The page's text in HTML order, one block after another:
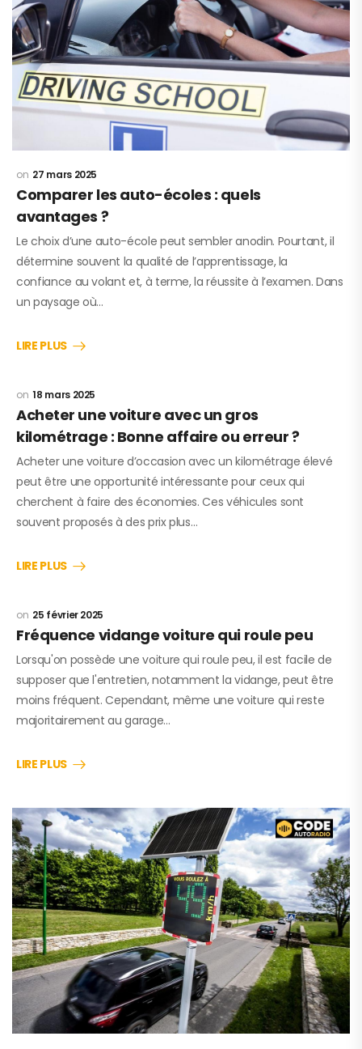
27 mars 2025
Comparer les auto-écoles : quels
avantages ?
Le choix d’une auto-école peut sembler anodin. Pourtant, il
détermine souvent la qualité de l’apprentissage, la
confiance au volant et, à terme, la réussite à l’examen. Dans
un paysage où…
LIRE PLUS
18 mars 2025
Acheter une voiture avec un gros
kilométrage : Bonne affaire ou erreur ?
Acheter une voiture d’occasion avec un kilométrage élevé
peut être une opportunité intéressante pour ceux qui
cherchent à faire des économies. Ces véhicules sont
souvent proposés à des prix plus…
LIRE PLUS
25 février 2025
Fréquence vidange voiture qui roule peu
Lorsqu'on possède une voiture qui roule peu, il est facile de
supposer que l'entretien, notamment la vidange, peut être
moins fréquent. Cependant, même une voiture qui reste
majoritairement au garage…
LIRE PLUS